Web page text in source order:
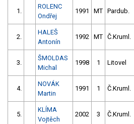
1.
ROLENC
Ondřej
1991 MT Pardub.
2.
HALEŠ
Antonín
1992 MT Č.Kruml.
3.
ŠMOLDAS
Michal
1998 1 Litovel
4.
NOVÁK
Martin
1991 1 Č.Kruml.
5.
KLÍMA
Vojtěch
2002 3 Č.Kruml.